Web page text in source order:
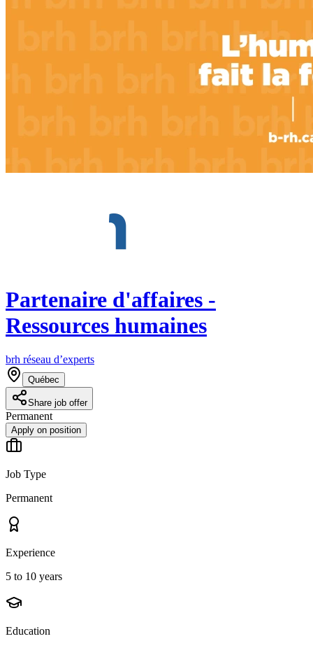
Partenaire d'affaires -
Ressources humaines
brh réseau d’experts
Québec
Share job offer
Permanent
Apply on position
Job Type
Permanent
Experience
5 to 10 years
Education